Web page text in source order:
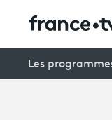
Les